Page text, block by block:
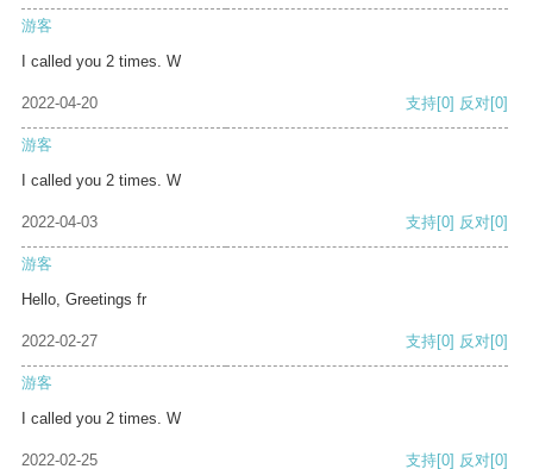
游客
I called you 2 times. W
2022-04-20 支持[0] 反对[0]
游客
I called you 2 times. W
2022-04-03 支持[0] 反对[0]
游客
Hello, Greetings fr
2022-02-27 支持[0] 反对[0]
游客
I called you 2 times. W
2022-02-25 支持[0] 反对[0]